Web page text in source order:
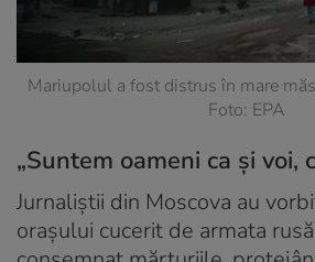
Mariupolul a fost distrus în mare
Foto: EPA
„Suntem oameni ca și voi,
Jurnaliștii din Moscova au
orașului cucerit de armata